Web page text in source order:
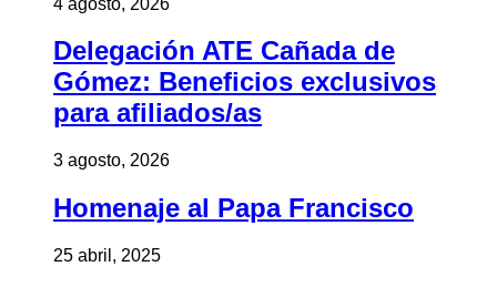
Delegación ATE Cañada de
Gómez: Beneficios exclusivos
para afiliados/as
3 agosto, 2026
Homenaje al Papa Francisco
25 abril, 2025